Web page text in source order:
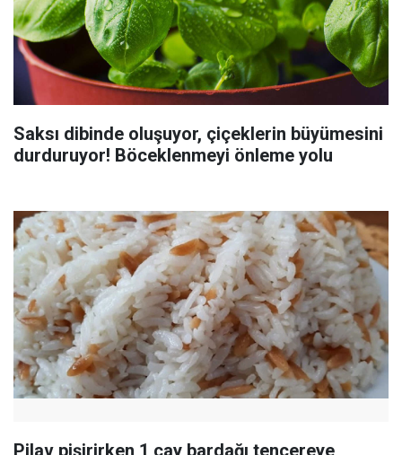
Saksı dibinde oluşuyor, çiçeklerin büyümesini
durduruyor! Böceklenmeyi önleme yolu
Pilav pişirirken 1 çay bardağı tencereye